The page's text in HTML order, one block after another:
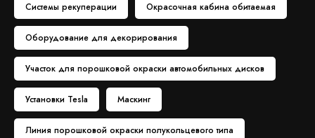
Системы рекуперации Окрасочная кабина обитаемая
Оборудование для декорирования
Участок для порошковой окраски автомобильных дисков
Установки Tesla Маскинг
Линия порошковой окраски полукольцевого типа